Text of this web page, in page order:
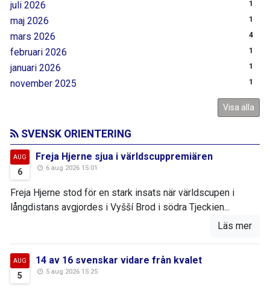
juli 2026 1
maj 2026 1
mars 2026 4
februari 2026 1
januari 2026 1
november 2025 1
Visa alla
SVENSK ORIENTERING
AUG
6
Freja Hjerne sjua i världscuppremiären
6 aug 2026 15:01
Freja Hjerne stod för en stark insats när världscupen i
långdistans avgjordes i Vyšší Brod i södra Tjeckien...
Läs mer
AUG
5
14 av 16 svenskar vidare från kvalet
5 aug 2026 15:25